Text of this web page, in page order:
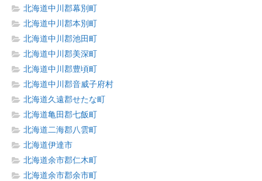
北海道中川郡幕別町
北海道中川郡本別町
北海道中川郡池田町
北海道中川郡美深町
北海道中川郡豊頃町
北海道中川郡音威子府村
北海道久遠郡せたな町
北海道亀田郡七飯町
北海道二海郡八雲町
北海道伊達市
北海道余市郡仁木町
北海道余市郡余市町